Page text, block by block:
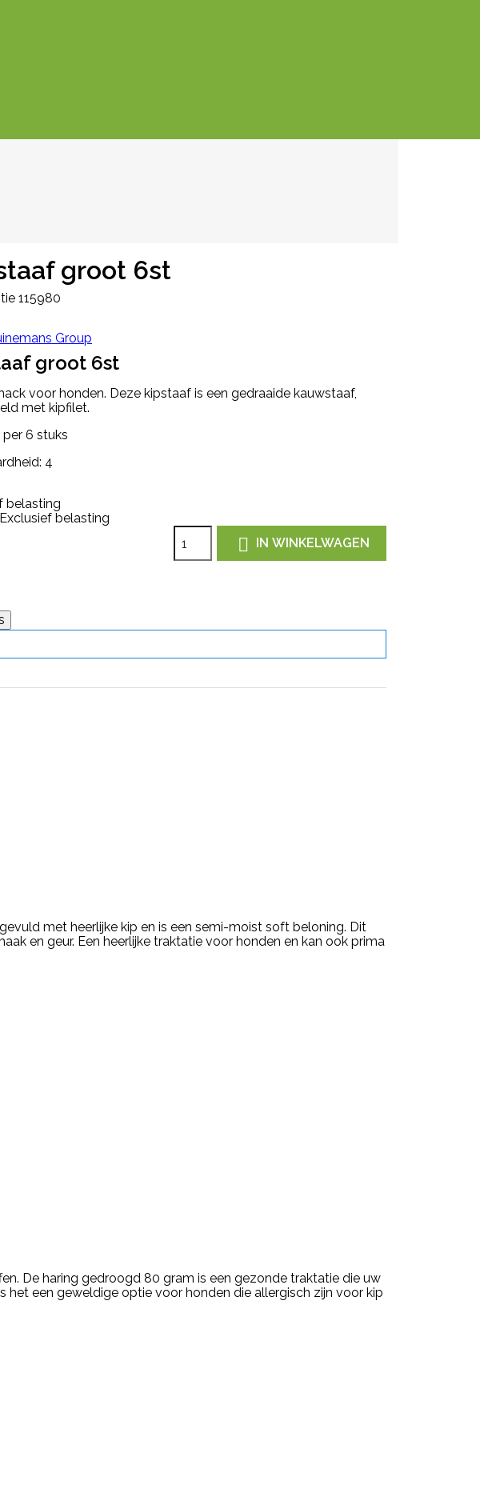
groot 6st
115980
Group
groot 6st
voor honden. Deze kipstaaf is een gedraaide kauwstaaf,
met kipfilet.
6 stuks
4
belasting
Exclusief belasting
 IN WINKELWAGEN
met heerlijke kip en is een semi-moist soft beloning. Dit
en geur. Een heerlijke traktatie voor honden en kan ook prima
De haring gedroogd 80 gram is een gezonde traktatie die uw
een geweldige optie voor honden die allergisch zijn voor kip